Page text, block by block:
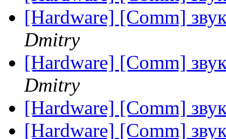
[Hardware] [Comm]
Dmitry
[Hardware] [Comm]
Dmitry
[Hardware] [Comm]
[Hardware] [Comm]